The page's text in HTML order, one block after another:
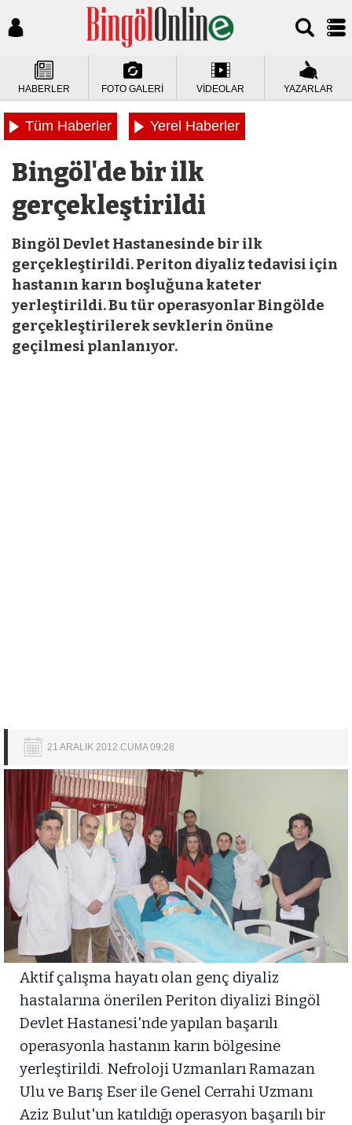
HABERLER FOTO GALERİ VİDEOLAR YAZARLAR
Tüm Haberler Yerel Haberler
Bingöl'de bir ilk
gerçekleştirildi
Bingöl Devlet Hastanesinde bir ilk
gerçekleştirildi. Periton diyaliz tedavisi için
hastanın karın boşluğuna kateter
yerleştirildi. Bu tür operasyonlar Bingölde
gerçekleştirilerek sevklerin önüne
geçilmesi planlanıyor.
21 ARALIK 2012 CUMA 09:28
Aktif çalışma hayatı olan genç diyaliz
hastalarına önerilen Periton diyalizi Bingöl
Devlet Hastanesi'nde yapılan başarılı
operasyonla hastanın karın bölgesine
yerleştirildi. Nefroloji Uzmanları Ramazan
Ulu ve Barış Eser ile Genel Cerrahi Uzmanı
Aziz Bulut'un katıldığı operasyon başarılı bir